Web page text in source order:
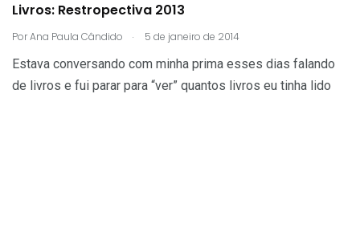
Livros: Restropectiva 2013
PorAna Paula Cândido . 5 de janeiro de 2014
Estava conversando com minha prima esses dias falando
de livros e fui parar para “ver” quantos livros eu tinha lido